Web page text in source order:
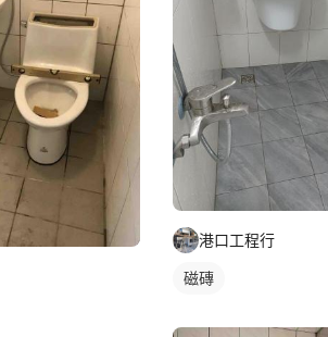
港口工程行
磁磚